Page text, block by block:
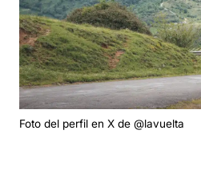
Foto del perfil en X de @lavuelta